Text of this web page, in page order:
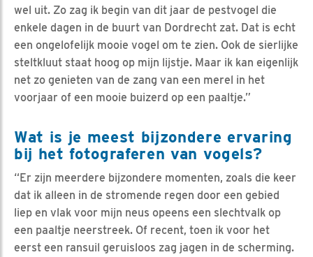
wel uit. Zo zag ik begin van dit jaar de pestvogel die
enkele dagen in de buurt van Dordrecht zat. Dat is echt
een ongelofelijk mooie vogel om te zien. Ook de sierlijke
steltkluut staat hoog op mijn lijstje. Maar ik kan eigenlijk
net zo genieten van de zang van een merel in het
voorjaar of een mooie buizerd op een paaltje.”
Wat is je meest bijzondere ervaring
bij het fotograferen van vogels?
“Er zijn meerdere bijzondere momenten, zoals die keer
dat ik alleen in de stromende regen door een gebied
liep en vlak voor mijn neus opeens een slechtvalk op
een paaltje neerstreek. Of recent, toen ik voor het
eerst een ransuil geruisloos zag jagen in de scherming.